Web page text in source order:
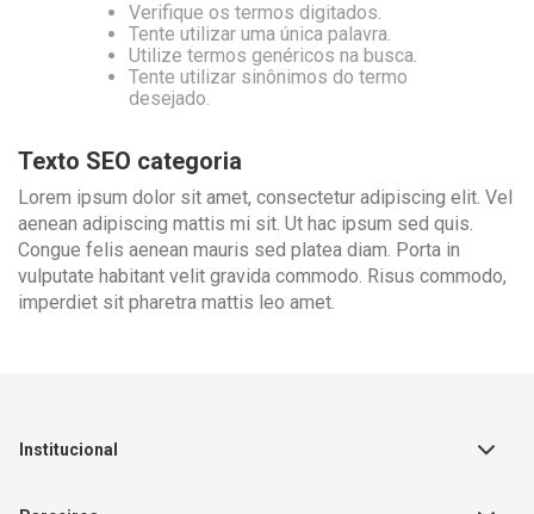
Verifique os termos digitados.
Tente utilizar uma única palavra.
Utilize termos genéricos na busca.
Tente utilizar sinônimos do termo
desejado.
Texto SEO categoria
Lorem ipsum dolor sit amet, consectetur adipiscing elit. Vel
aenean adipiscing mattis mi sit. Ut hac ipsum sed quis.
Congue felis aenean mauris sed platea diam. Porta in
vulputate habitant velit gravida commodo. Risus commodo,
imperdiet sit pharetra mattis leo amet.
Institucional
Sobre a Empresa